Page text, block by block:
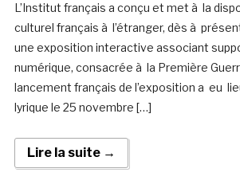
L’Institut français a conçu et met à la
culturel français à l’étranger, dès à
une exposition interactive associant
numérique, consacrée à la Première
lancement français de l’exposition a eu
lyrique le 25 novembre […]
Lire la suite →